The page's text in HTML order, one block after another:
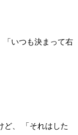
「いつも決まって右
ど、 「それはした